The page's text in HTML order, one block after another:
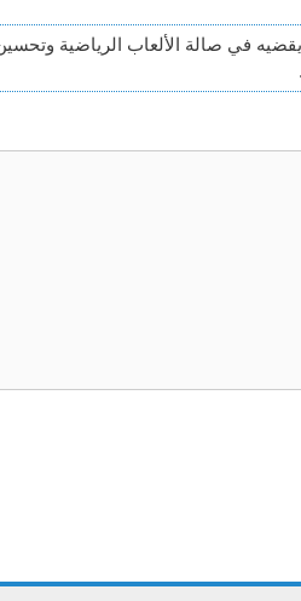
في صالة الألعاب الرياضية